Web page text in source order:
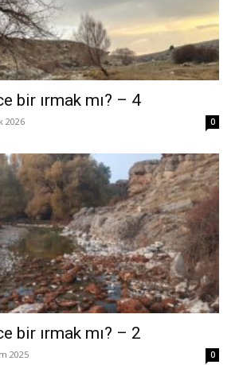
bir ırmak mı? – 4
2026 0
bir ırmak mı? – 2
2025 0